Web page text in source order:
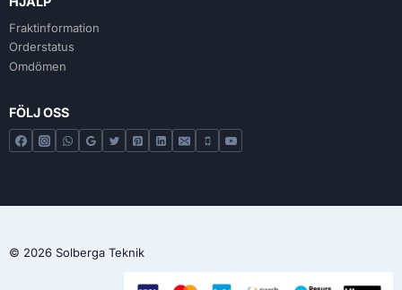
Fraktinformation
Orderstatus
Omdömen
FÖLJ OSS
© 2026 Solberga Teknik